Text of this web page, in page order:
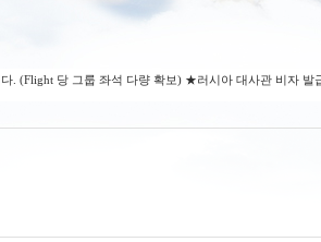
당 그룹 좌석 다량 확보) ★러시아 대사관 비자 발